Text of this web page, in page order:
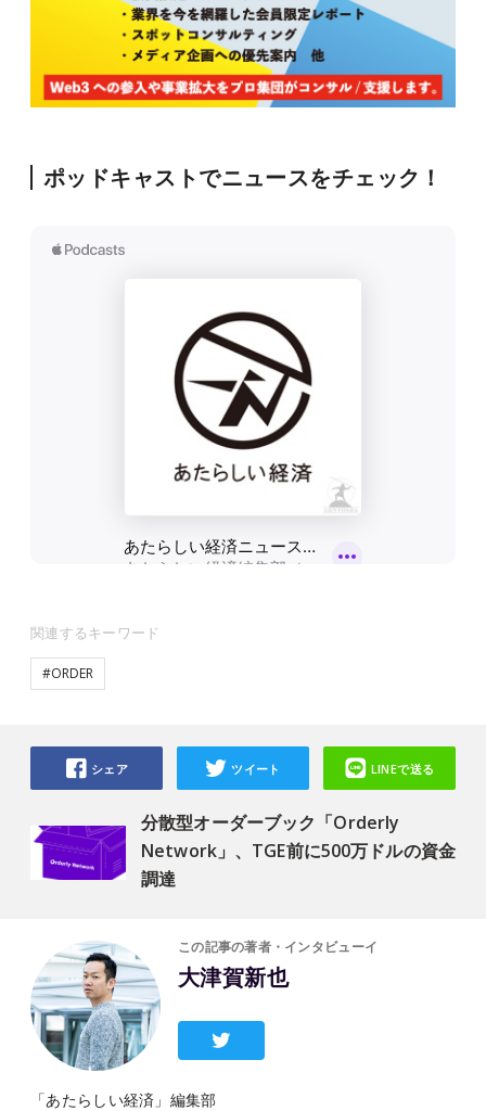
ポッドキャストでニュースをチェック！
関連するキーワード
#ORDER
分散型オーダーブック「Orderly
Network」、TGE前に500万ドルの資金
調達
シェア ツイート LINEで送る
この記事の著者・インタビューイ
大津賀新也
「あたらしい経済」編集部